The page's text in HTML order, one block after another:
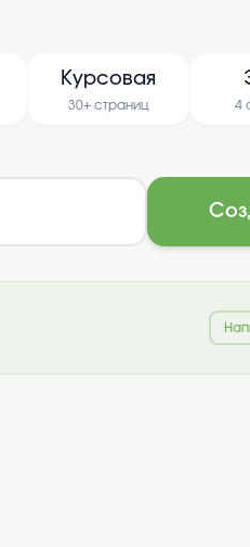
Курсовая
30+ страниц 4